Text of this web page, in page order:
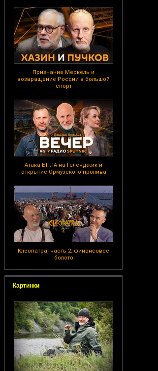
Признание Меркель и
возвращение России в большой
спорт
Атака БПЛА на Геленджик и
открытие Ормузского пролива
Клеопатра, часть 2: финансовое
болото
Картинки